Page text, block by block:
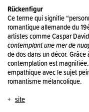
Rückenfigur
Ce terme qui signifie
romantique allemande du
artistes comme Caspar
contemplant une mer de
de dos dans un décor.
contemplation est
empathique avec le sujet
romantisme mélancolique.
site